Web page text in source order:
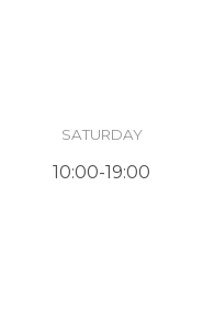
SATURDAY
10:00-19:00